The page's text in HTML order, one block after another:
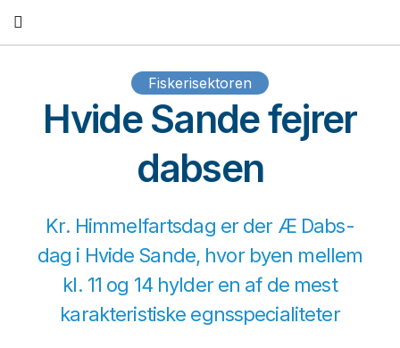
Fiskerisektoren
Hvide Sande fejrer
dabsen
Kr. Himmelfartsdag er der Æ Dabs-
dag i Hvide Sande, hvor byen mellem
kl. 11 og 14 hylder en af de mest
karakteristiske egnsspecialiteter